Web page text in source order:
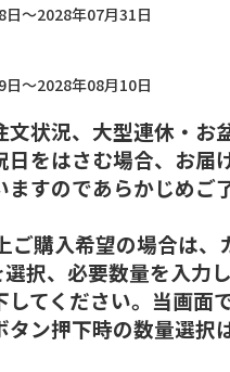
日～2028年07月31日
日～2028年08月10日
状況、大型連休・お
日をはさむ場合、お届
ますのであらかじめご
購入希望の場合は、
選択、必要数量を入力
してください。当画面
タン押下時の数量選択